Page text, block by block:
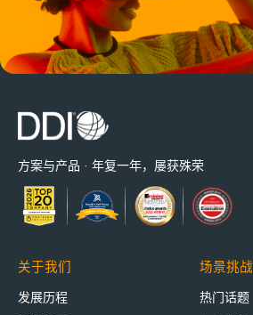
方案与产品 · 年复一年，屡获殊荣
关于我们
发展历程
场景挑战
热门话题